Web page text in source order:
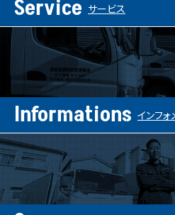
Service サービス
Informations インフォ